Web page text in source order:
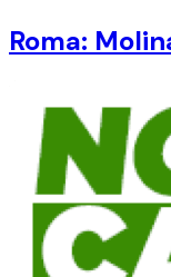
Roma: